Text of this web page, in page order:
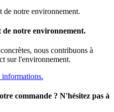
de notre environnement.
nous contribuons à
sur l'environnement.
informations.
commande ? N'hésitez pas à